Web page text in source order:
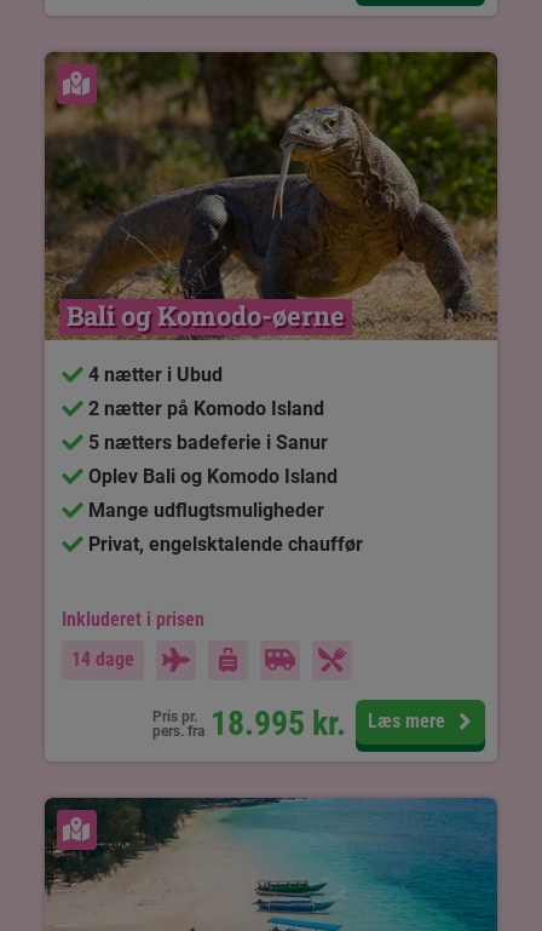
Se kort
Bali og Komodo-øerne
4 nætter i Ubud
2 nætter på Komodo Island
5 nætters badeferie i Sanur
Oplev Bali og Komodo Island
Mange udflugtsmuligheder
Privat, engelsktalende chauffør
Inkluderet i prisen
14 dage
Pris pr.
pers. fra 18.995 kr. Læs mere
Se kort